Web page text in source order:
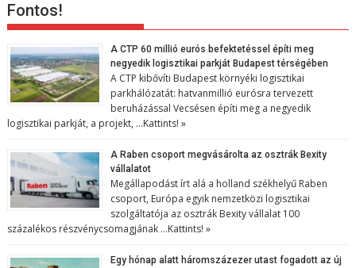
Fontos!
A CTP 60 millió eurós befektetéssel építi meg
negyedik logisztikai parkját Budapest térségében
A CTP kibővíti Budapest környéki logisztikai
parkhálózatát: hatvanmillió eurósra tervezett
beruházással Vecsésen építi meg a negyedik
logisztikai parkját, a projekt, …Kattints! »
A Raben csoport megvásárolta az osztrák Bexity
vállalatot
Megállapodást írt alá a holland székhelyű Raben
csoport, Európa egyik nemzetközi logisztikai
szolgáltatója az osztrák Bexity vállalat 100
százalékos részvénycsomagjának …Kattints! »
Egy hónap alatt háromszázezer utast fogadott az új